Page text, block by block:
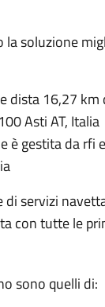
la soluzione
dista 16,27 km
Asti AT, Italia
è gestita da rfi
servizi
con tutte le
sono quelli di: